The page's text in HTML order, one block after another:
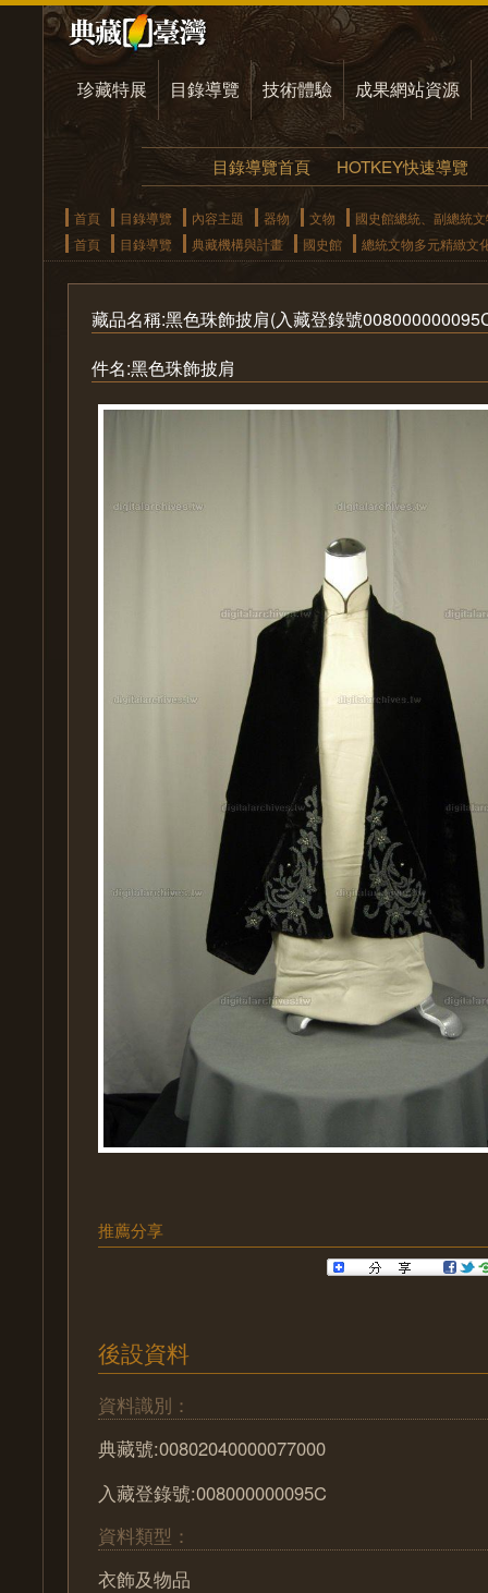
珍藏特展 目錄導覽 技術體驗 成果網站資源
目錄導覽首頁 HOTKEY快速導覽
首頁 目錄導覽 內容主題 器物 文物
國史館總統、副總統
首頁
目錄導覽 典藏機構與計畫 國史館 總統文物多元精緻文
藏品名稱:黑色珠飾披肩(入藏登錄號
件名:黑色珠飾披肩
推薦分享
後設資料
資料識別：
典藏號:00802040000077000
入藏登錄號:008000000095C
資料類型：
衣飾及物品